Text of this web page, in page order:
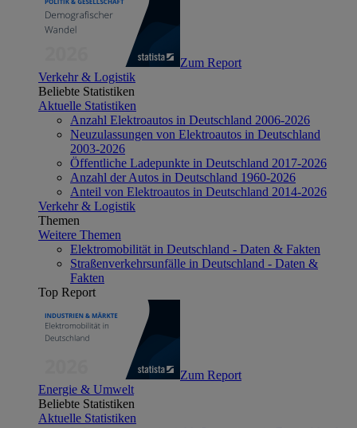
Zum Report
Verkehr & Logistik
Beliebte Statistiken
Aktuelle Statistiken
Anzahl Elektroautos in Deutschland 2006-2026
Neuzulassungen von Elektroautos in Deutschland
2003-2026
Öffentliche Ladepunkte in Deutschland 2017-2026
Anzahl der Autos in Deutschland 1960-2026
Anteil von Elektroautos in Deutschland 2014-2026
Verkehr & Logistik
Themen
Weitere Themen
Elektromobilität in Deutschland - Daten & Fakten
Straßenverkehrsunfälle in Deutschland - Daten &
Fakten
Top Report
Zum Report
Energie & Umwelt
Beliebte Statistiken
Aktuelle Statistiken